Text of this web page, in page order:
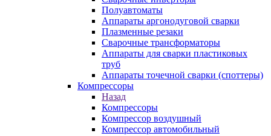
Полуавтоматы
Аппараты аргонодуговой сварки
Плазменные резаки
Сварочные трансформаторы
Аппараты для сварки пластиковых
труб
Аппараты точечной сварки (споттеры)
Компрессоры
Назад
Компрессоры
Компрессор воздушный
Компрессор автомобильный